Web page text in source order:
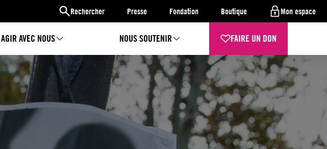
Rechercher Presse Fondation Boutique Mon espace
AGIR AVEC NOUS NOUS SOUTENIR FAIRE UN DON